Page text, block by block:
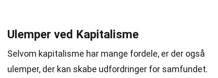
Ulemper ved Kapitalisme
Selvom kapitalisme har mange fordele, er der også
ulemper, der kan skabe udfordringer for samfundet.